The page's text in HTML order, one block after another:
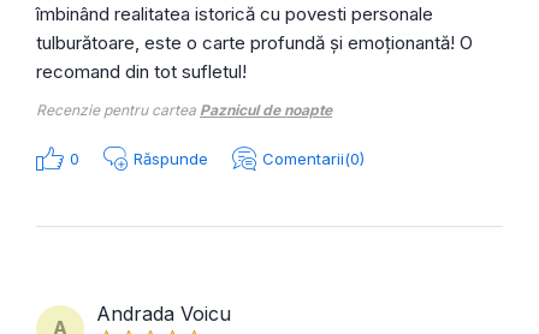
îmbinând realitatea istorică cu povesti personale
tulburătoare, este o carte profundă și emoționantă! O
recomand din tot sufletul!
Recenzie pentru cartea Paznicul de noapte
0 Răspunde Comentarii(0)
A
Andrada Voicu